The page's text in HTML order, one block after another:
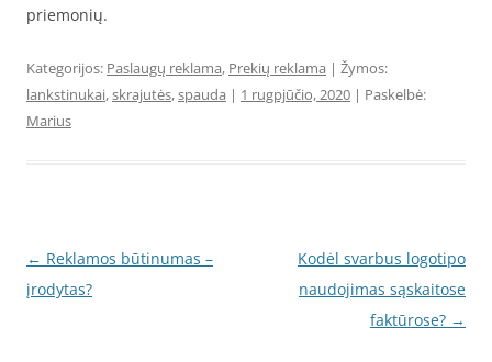
priemonių.
Kategorijos: Paslaugų reklama, Prekių reklama | Žymos:
lankstinukai,skrajutės,spauda | 1 rugpjūčio, 2020 | Paskelbė:
Marius
Įrašo
navigacija
← Reklamos būtinumas –
įrodytas?
Kodėl svarbus logotipo
naudojimas sąskaitose
faktūrose? →